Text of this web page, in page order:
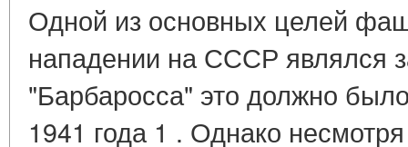
Одной из основных целей
нападении на СССР являлся
"Барбаросса" это должно
1941 года 1 . Однако